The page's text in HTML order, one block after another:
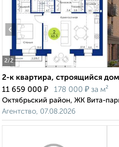
2/2
‹
2-к квартира, строящийся
11 659 000 ₽ 178 000 ₽ за м²
Октябрьский район, ЖК Вита-
Агентство, 07.08.2026